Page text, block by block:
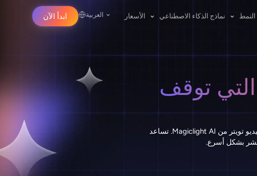
نماذج الذكاء الاصطناعي الأسعار العربية ابدأ الآن
التي توقف
أنشئ العروض الترويجية والتحديثات والمنشورات ذات العلامة التجارية باستخدام أداة فيديو تويتر من Magiclight AI. تساعد
بشكل أسرع.